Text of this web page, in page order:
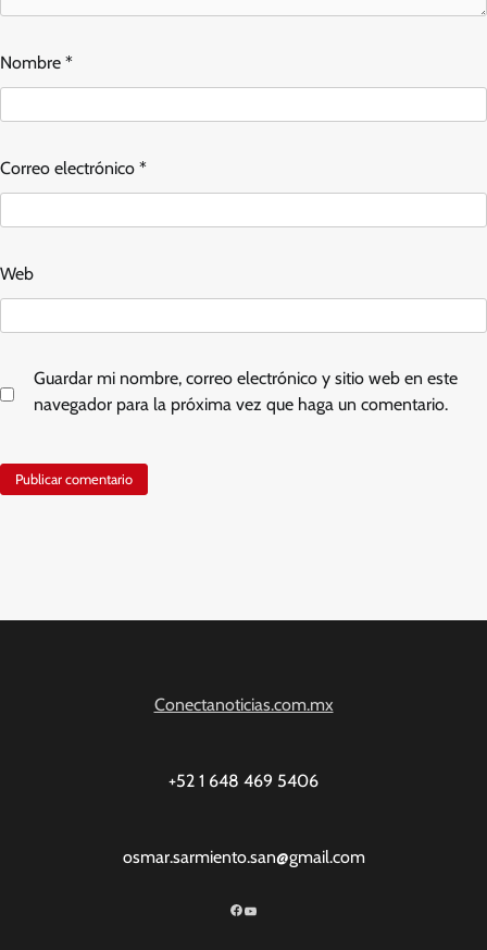
Nombre *
Correo electrónico *
Web
Guardar mi nombre, correo electrónico y sitio web en este
navegador para la próxima vez que haga un comentario.
Conectanoticias.com.mx
+52 1 648 469 5406
osmar.sarmiento.san@gmail.com
Facebook
YouTube